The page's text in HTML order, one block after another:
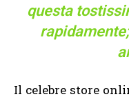
questa
Il celebre store